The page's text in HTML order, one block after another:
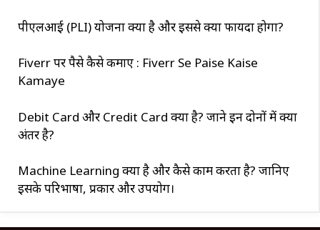
पीएलआई (PLI) योजना क्या है और इससे क्या फायदा होगा?
Fiverr पर पैसे कैसे कमाए : Fiverr Se Paise Kaise
Kamaye
Debit Card और Credit Card क्या है? जाने इन दोनों में क्या
अंतर है?
Machine Learning क्या है और कैसे काम करता है? जानिए
इसके परिभाषा, प्रकार और उपयोग।